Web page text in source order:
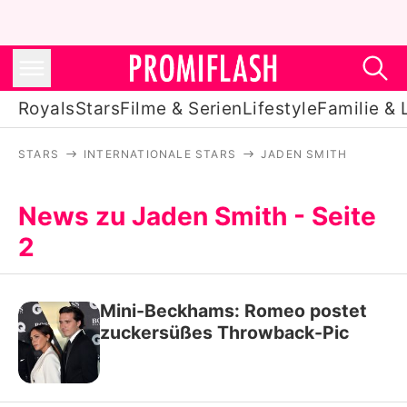
RoyalsStarsFilme & SerienLifestyleFamilie &
Stars
Familie & Liebe
STARS INTERNATIONALE STARS JADEN SMITH
News zu Jaden Smith - Seite
2
Mini-Beckhams: Romeo postet
zuckersüßes Throwback-Pic